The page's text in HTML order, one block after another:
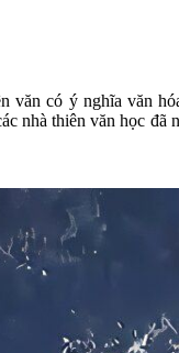
có ý nghĩa văn
thiên văn học đã